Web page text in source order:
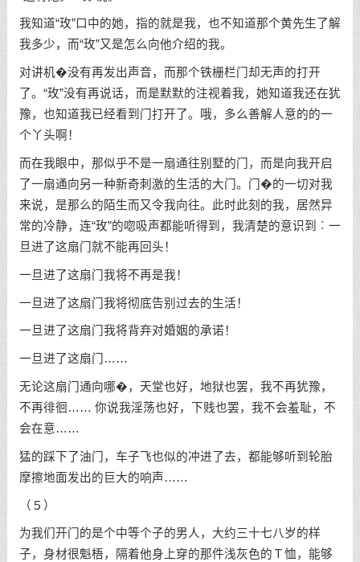
我知道“玫”口中的她，指的就是我，也不知道那个黄先生了解
我多少，而“玫”又是怎么向他介绍的我。
对讲机�没有再发出声音，而那个铁栅栏门却无声的打开
了。“玫”没有再说话，而是默默的注视着我，她知道我还在犹
豫，也知道我已经看到门打开了。哦，多么善解人意的的一
个丫头啊！
而在我眼中，那似乎不是一扇通往别墅的门，而是向我开启
了一扇通向另一种新奇刺激的生活的大门。门�的一切对我
来说，是那么的陌生而又令我向往。此时此刻的我，居然异
常的冷静，连“玫”的唿吸声都能听得到，我清楚的意识到︰一
旦进了这扇门就不能再回头！
一旦进了这扇门我将不再是我！
一旦进了这扇门我将彻底告别过去的生活！
一旦进了这扇门我将背弃对婚姻的承诺！
一旦进了这扇门……
无论这扇门通向哪�，天堂也好，地狱也罢，我不再犹豫，
不再徘徊…… 你说我淫荡也好，下贱也罢，我不会羞耻，不
会在意……
猛的踩下了油门，车子飞也似的冲进了去，都能够听到轮胎
摩擦地面发出的巨大的响声……
（５）
为我们开门的是个中等个子的男人，大约三十七八岁的样
子，身材很魁梧，隔着他身上穿的那件浅灰色的Ｔ恤，能够